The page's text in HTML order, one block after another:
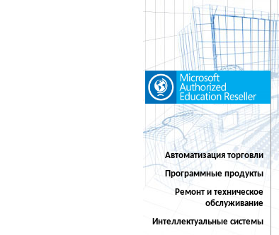
Автоматизация торговли
Программные продукты
Ремонт и техническое
обслуживание
Интеллектуальные системы